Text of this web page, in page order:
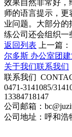
效果自然非常好，
师的语言提示，更
业问题。大部分的
练公司还会组织一
返回列表
上一篇：
尔多斯 办公室团
关于我们联系我们
联系我们
0471-3141085/
13384718147
公司邮箱：
公司地址：呼和浩